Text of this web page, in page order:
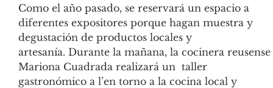
Como el año pasado, se reservará un espacio a
diferentes expositores porque hagan muestra y
degustación de productos locales y
artesanía. Durante la mañana, la cocinera reusense
Mariona Cuadrada realizará un taller
gastronómico a l’en torno a la cocina local y